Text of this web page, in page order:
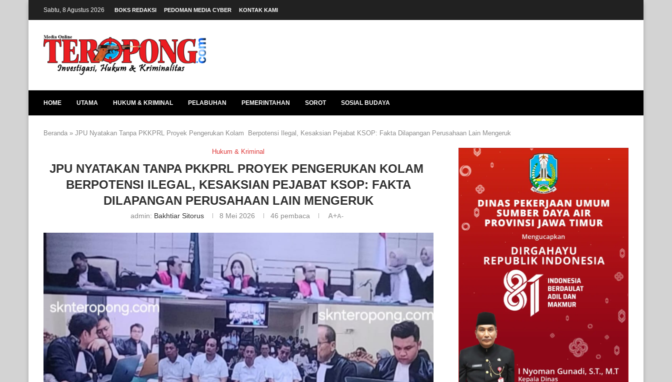
Sabtu, 8 Agustus 2026 BOKS REDAKSI PEDOMAN MEDIA CYBER KONTAK KAMI
HOME UTAMA HUKUM & KRIMINAL PELABUHAN PEMERINTAHAN SOROT SOSIAL BUDAYA
Beranda » JPU Nyatakan Tanpa PKKPRL Proyek Pengerukan Kolam Berpotensi Ilegal, Kesaksian Pejabat KSOP: Fakta Dilapangan Perusahaan Lain Mengeruk
Hukum & Kriminal
JPU NYATAKAN TANPA PKKPRL PROYEK PENGERUKAN KOLAM
BERPOTENSI ILEGAL, KESAKSIAN PEJABAT KSOP: FAKTA
DILAPANGAN PERUSAHAAN LAIN MENGERUK
admin: Bakhtiar Sitorus 8 Mei 2026 46 pembaca A+A-